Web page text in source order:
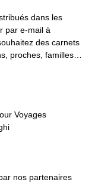
dans les
par e-mail à
des carnets
proches, familles…
Voyages
nos partenaires